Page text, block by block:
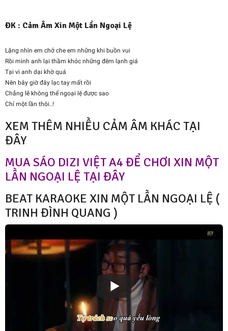
ĐK : Cảm Âm Xin Một Lần Ngoại Lệ
Lặng nhìn em chở che em những khi buồn vui
Rồi mình anh lại thầm khóc những đêm lạnh giá
Tại vì anh dại khờ quá
Nên bây giờ đây lạc tay mất rồi
Chẳng lẽ không thể ngoại lệ được sao
Chỉ một lần thôi..!
XEM THÊM NHIỀU CẢM ÂM KHÁC TẠI
ĐÂY
MUA SÁO DIZI VIỆT A4 ĐỂ CHƠI XIN MỘT
LẦN NGOẠI LỆ TẠI ĐÂY
BEAT KARAOKE XIN MỘT LẦN NGOẠI LỆ (
TRINH ĐÌNH QUANG )